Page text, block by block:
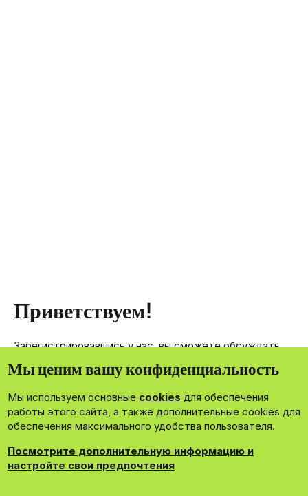
Приветствуем!
Зарегистрировавшись у нас, вы сможете обсуждать,
членам нашего сообщества.
Зарегистрироваться сейчас!
Мы ценим вашу конфиденциальность
Мы используем основные cookies для обеспечения
работы этого сайта, а также дополнительные cookies для
обеспечения максимального удобства пользователя.
Посмотрите дополнительную информацию и
настройте свои предпочтения